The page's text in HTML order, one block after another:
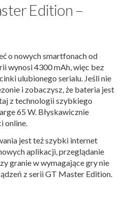
Edition –
o nowych smartfonach od
wynosi 4300 mAh, więc bez
ulubionego serialu. Jeśli nie
i zobaczysz, że bateria jest
z technologii szybkiego
65 W. Błyskawicznie
online.
jest też szybki internet
aplikacji, przeglądanie
granie w wymagające gry nie
z serii GT Master Edition.